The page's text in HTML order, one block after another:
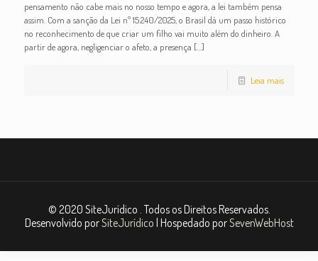
pensamento não cabe mais no nosso tempo e agora, a lei também pensa
assim. Com a sanção da Lei nº 15.240/2025, o Brasil dá um passo histórico
no reconhecimento de que criar um filho vai muito além do dinheiro. A
partir de agora, negligenciar o afeto, a presença […]
Leia mais
© 2020 SiteJurídico . Todos os Direitos Reservados.
Desenvolvido porSiteJurídico | Hospedado porSevenWebHost